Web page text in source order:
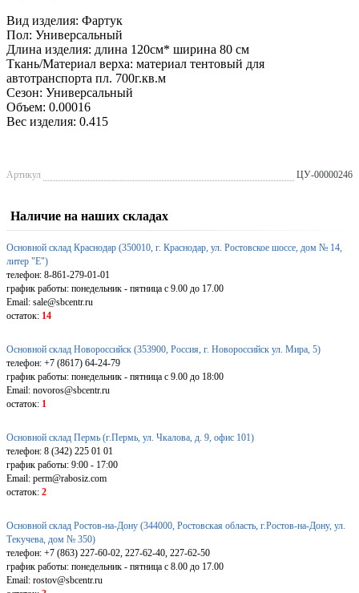
Вид изделия: Фартук
Пол: Универсальный
Длина изделия: длина 120см* ширина 80 см
Ткань/Материал верха: материал тентовый для
автотранспорта пл. 700г.кв.м
Сезон: Универсальный
Объем: 0.00016
Вес изделия: 0.415
Артикул ЦУ-00000246
Наличие на наших складах
Основной склад Краснодар (350010, г. Краснодар, ул. Ростовское шоссе, дом № 14,
литер "Е")
телефон: 8-861-279-01-01
график работы: понедельник - пятница с 9.00 до 17.00
Email: sale@sbcentr.ru
остаток: 14
Основной склад Новороссийск (353900, Россия, г. Новороссийск ул. Мира, 5)
телефон: +7 (8617) 64-24-79
график работы: понедельник - пятница с 9.00 до 18:00
Email: novoros@sbcentr.ru
остаток: 1
Основной склад Пермь (г.Пермь, ул. Чкалова, д. 9, офис 101)
телефон: 8 (342) 225 01 01
график работы: 9:00 - 17:00
Email: perm@rabosiz.com
остаток: 2
Основной склад Ростов-на-Дону (344000, Ростовская область, г.Ростов-на-Дону, ул.
Текучева, дом № 350)
телефон: +7 (863) 227-60-02, 227-62-40, 227-62-50
график работы: понедельник - пятница с 8.00 до 17.00
Email: rostov@sbcentr.ru